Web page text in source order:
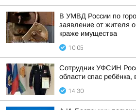
В УМВД России по
заявление от жителя
краже имущества
10:05
Сотрудник УФСИН
области спас ребёнка,
14:30